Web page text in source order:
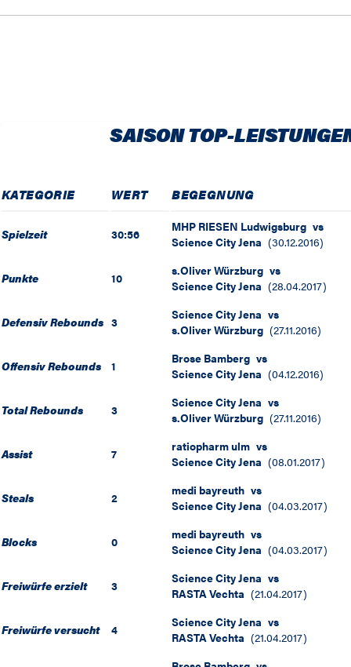
SAISON TOP-
KATEGORIE WERT BEGEGNUNG
Spielzeit 30:56 MHP RIESEN Ludwigsburg vs
Science City Jena (30.12.2016)
Punkte 10 s.Oliver Würzburg vs
Science City Jena (28.04.2017)
Defensiv Rebounds 3 Science City Jena vs
s.Oliver Würzburg (27.11.2016)
Offensiv Rebounds 1 Brose Bamberg vs
Science City Jena (04.12.2016)
Total Rebounds 3 Science City Jena vs
s.Oliver Würzburg (27.11.2016)
Assist 7 ratiopharm ulm vs
Science City Jena (08.01.2017)
Steals 2 medi bayreuth vs
Science City Jena (04.03.2017)
Blocks 0 medi bayreuth vs
Science City Jena (04.03.2017)
Freiwürfe erzielt 3 Science City Jena vs
RASTA Vechta (21.04.2017)
Freiwürfe versucht 4 Science City Jena vs
RASTA Vechta (21.04.2017)